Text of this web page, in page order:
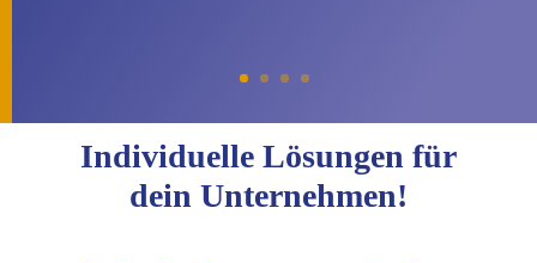
Individuelle Lösungen für
dein Unternehmen!